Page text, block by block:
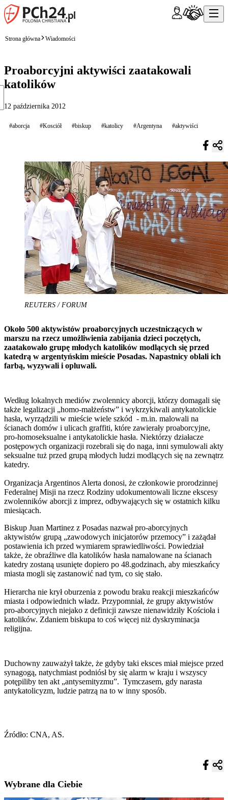
Strona główna Wiadomości
Proaborcyjni aktywiści zaatakowali
katolików
12 października 2012
#aborcja #Kosciół #biskup #katolicy #Argentyna #aktywiści
REUTERS / FORUM
Około 500 aktywistów proaborcyjnych uczestniczących w
marszu na rzecz umożliwienia zabijania dzieci poczętych,
zaatakowało grupę młodych katolików modlących się przed
katedrą w argentyńskim mieście Posadas. Napastnicy oblali ich
farbą, wyzywali i opluwali.
Według lokalnych mediów zwolennicy aborcji, którzy domagali się
także legalizacji „homo-małżeństw” i wykrzykiwali antykatolickie
hasła, wyrządzili w mieście wiele szkód - m.in. malowali na
ścianach domów i ulicach graffiti, które zawierały proaborcyjne,
pro-homoseksualne i antykatolickie hasła. Niektórzy działacze
postępowych organizacji rozebrali się do naga, inni symulowali akty
seksualne tuż przed grupą młodych ludzi modlących się na zewnątrz
katedry.
Organizacja Argentinos Alerta donosi, że członkowie prorodzinnej
Federalnej Misji na rzecz Rodziny udokumentowali liczne ekscesy
zwolenników aborcji z imprez, odbywających się w ostatnich kilku
miesiącach.
Biskup Juan Martinez z Posadas nazwał pro-aborcyjnych
aktywistów grupą „zawodowych inicjatorów przemocy” i zażądał
postawienia ich przed wymiarem sprawiedliwości. Powiedział
także, że obraźliwe dla katolików hasła namalowane na ścianach
katedry zostaną usunięte dopiero po 48.godzinach, aby mieszkańcy
miasta mogli się zastanowić nad tym, co się stało.
Hierarcha nie krył oburzenia z powodu braku reakcji mieszkańców
miasta i odpowiednich władz. Przypomniał, że grupy aktywistów
pro-aborcyjnych niejako z definicji zawsze nienawidziły Kościoła i
katolików. Zdaniem biskupa to coś więcej niż dyskryminacja
religijna.
Duchowny zauważył także, że gdyby taki eksces miał miejsce przed
synagogą, natychmiast podniósł by się alarm w kraju i wszyscy
potępiliby ten akt „antysemityzmu”. Tymczasem, gdy narasta
antykatolicyzm, ludzie patrzą na to w inny sposób.
Źródło: CNA, AS.
Wybrane dla Ciebie